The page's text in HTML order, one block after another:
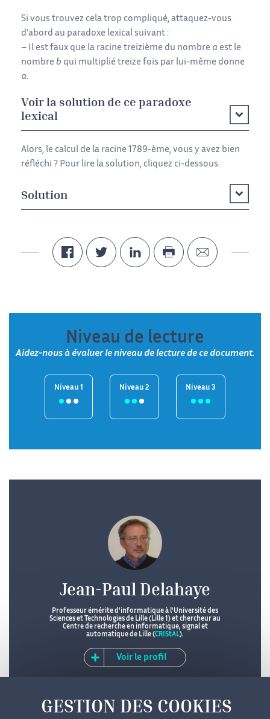
Si vous trouvez cela trop compliqué, attaquez-vous
d’abord au paradoxe lexical suivant :
– Il est faux que la racine treizième du nombre a est le
nombre b qui multiplié treize fois par lui-même donne
a.
Voir la solution de ce paradoxe
lexical
Alors, le calcul de la racine 1789-ème, vous y avez bien
réfléchi ? Pour lire la solution, cliquez ci-dessous.
Solution
Niveau de lecture
Aidez-nous à évaluer le niveau de lecture de ce document.
Niveau 1 Niveau 2 Niveau 3
Jean-Paul Delahaye
Professeur émérite d'informatique à l'Université des
Sciences et Technologies de Lille (Lille 1) et chercheur au
Centre de recherche en informatique, signal et
automatique de Lille (CRIStAL).
Voir le profil